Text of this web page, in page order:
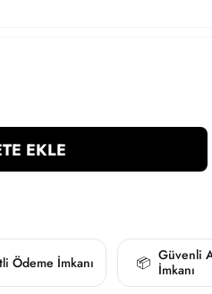
EKLE
Ödeme İmkanı 📦 Güvenli
İmkanı